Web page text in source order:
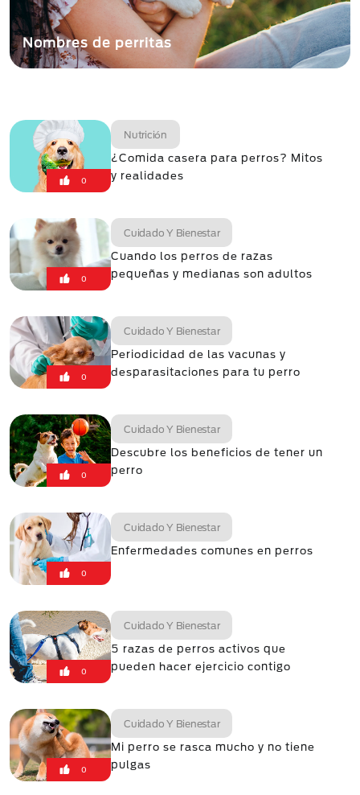
Nombres de perritas
0
Nutrición
¿Comida casera para perros? Mitos
y realidades
0
Cuidado Y Bienestar
Cuando los perros de razas
pequeñas y medianas son adultos
0
Cuidado Y Bienestar
Periodicidad de las vacunas y
desparasitaciones para tu perro
0
Cuidado Y Bienestar
Descubre los beneficios de tener un
perro
0
Cuidado Y Bienestar
Enfermedades comunes en perros
0
Cuidado Y Bienestar
5 razas de perros activos que
pueden hacer ejercicio contigo
0
Cuidado Y Bienestar
Mi perro se rasca mucho y no tiene
pulgas